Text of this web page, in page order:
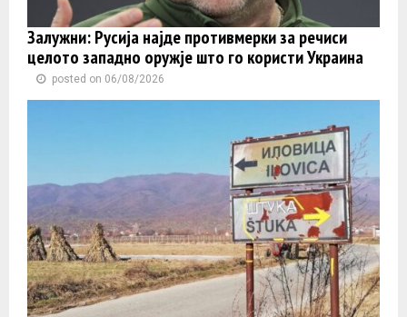
Залужни: Русија најде противмерки за речиси
целото западно оружје што го користи Украина
posted on 06/08/2026